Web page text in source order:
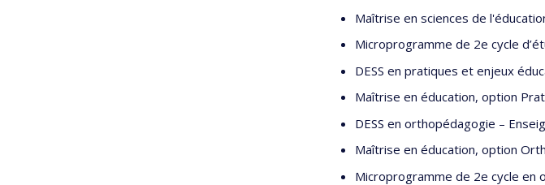
Maîtrise en sciences de
Microprogramme de 2e cycle
DESS en pratiques et enjeux
Maîtrise en éducation, option
DESS en orthopédagogie –
Maîtrise en éducation, option
Microprogramme de 2e cycle en